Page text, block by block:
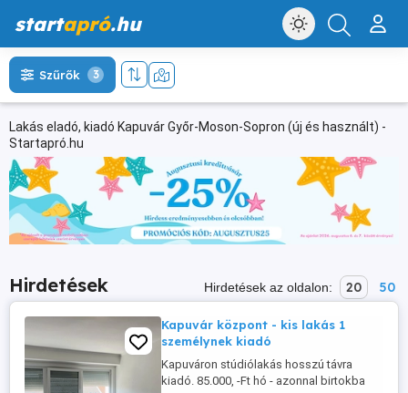
startapró.hu
Lakás eladó, kiadó Kapuvár Győr-Moson-Sopron (új és használt) -
Startapró.hu
Szűrők 3
Hirdetések Hirdetések az oldalon: 20 50
Kapuvár központ - kis lakás 1
személynek kiadó
Kapuváron stúdiólakás hosszú távra
kiadó. 85.000, -Ft hó - azonnal birtokba